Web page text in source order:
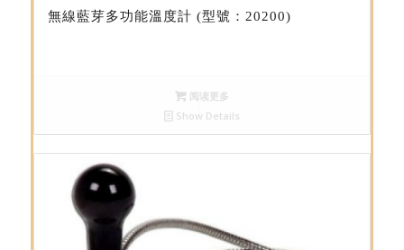
無線藍芽多功能溫度計 (型號：20200)
阅读更多
Show Details